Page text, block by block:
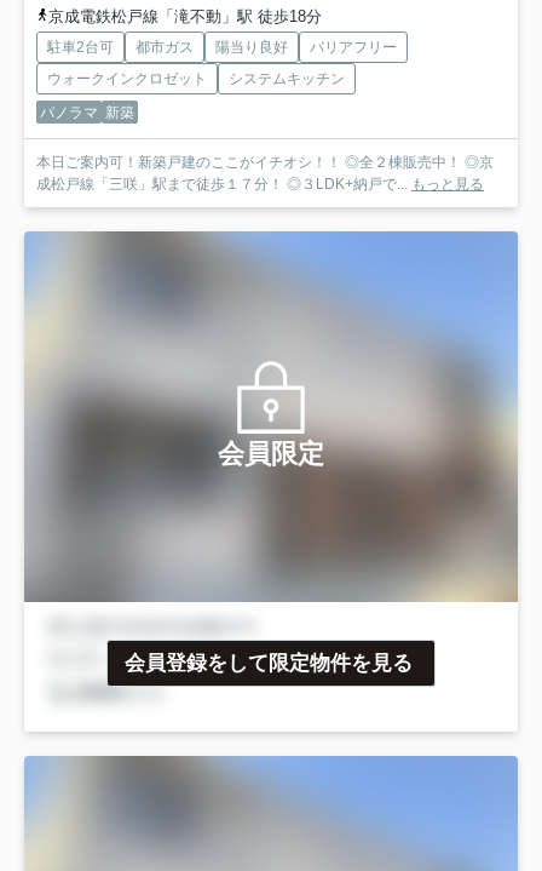
京成電鉄松戸線「滝不動」駅 徒歩18分
駐車2台可 都市ガス 陽当り良好
バリアフリー
ウォークインクロゼット
システムキッチン
パノラマ 新築
本日ご案内可！新築戸建のここがイチオシ！！ ◎全２棟販売中！ ◎京
成松戸線「三咲」駅まで徒歩１７分！ ◎３LDK+納戸で... もっと見る
会員限定
会員登録をして限定物件を見る